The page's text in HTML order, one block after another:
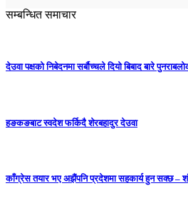
सम्बन्धित समाचार
देउवा पक्षको निबेदनमा सर्बौच्चले दियो बिबाद बारे
हङकङबाट स्वदेश फर्किदै शेरबहादुर देउवा
काँग्रेस तयार भए अझैंपनि प्रदेशमा सहकार्य हुन सक्छ –